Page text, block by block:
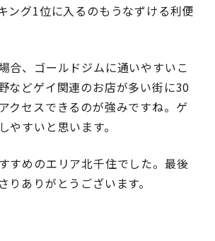
ング1位に入るのもうなずける利便
合、ゴールドジムに通いやすいこ
などゲイ関連のお店が多い街に30
クセスできるのが強みですね。ゲ
やすいと思います。
すめのエリア北千住でした。最後
りありがとうございます。